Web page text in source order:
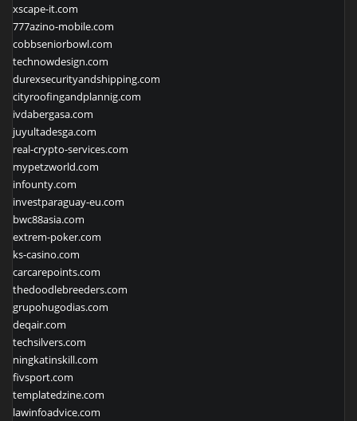
xscape-it.com
777azino-mobile.com
cobbseniorbowl.com
technowdesign.com
durexsecurityandshipping.com
cityroofingandplannig.com
ivdabergasa.com
juyultadesga.com
real-crypto-services.com
mypetzworld.com
infounty.com
investparaguay-eu.com
bwc88asia.com
extrem-poker.com
ks-casino.com
carcarepoints.com
thedoodlebreeders.com
grupohugodias.com
deqair.com
techsilvers.com
ningkatinskill.com
fivsport.com
templatedzine.com
lawinfoadvice.com